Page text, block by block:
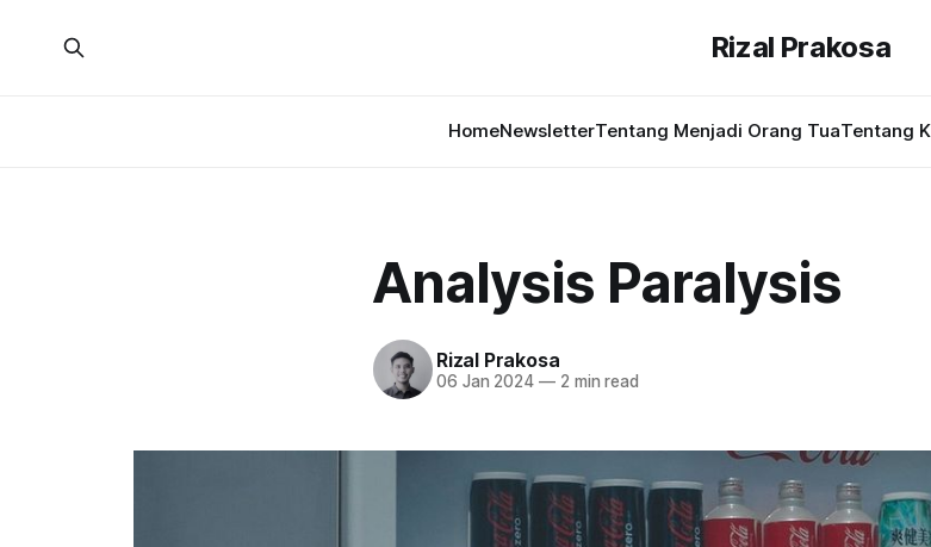
Rizal Prakosa
HomeNewsletterTentang Menjadi Orang TuaTentang
Analysis Paralysis
Rizal Prakosa
06 Jan 2024 —2 min read